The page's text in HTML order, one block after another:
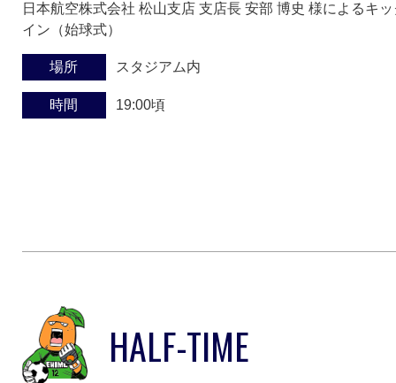
日本航空株式会社 松山支店 支店長 安部 博史 様によるキッ
イン（始球式）
場所 スタジアム内
時間 19:00頃
HALF-TIME